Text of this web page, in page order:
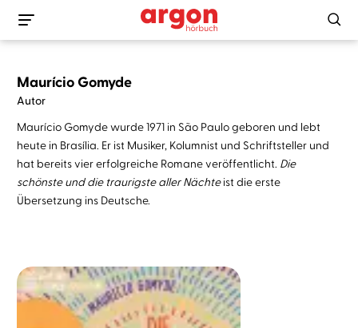
Maurício Gomyde
Autor
Maurício Gomyde wurde 1971 in São Paulo geboren und lebt
heute in Brasília. Er ist Musiker, Kolumnist und Schriftsteller und
hat bereits vier erfolgreiche Romane veröffentlicht. Die
schönste und die traurigste aller Nächteist die erste
Übersetzung ins Deutsche.